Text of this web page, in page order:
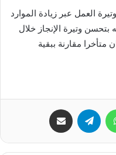
العمل عبر زيادة الموارد
بتحسن وتيرة الإنجاز خلال
متأخرا مقارنة ببقية
واتساب تيلقرام